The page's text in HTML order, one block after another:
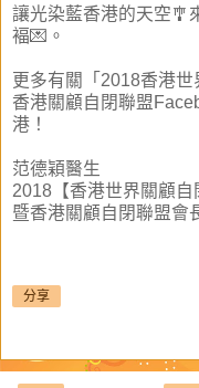
讓光染藍香港的天空🎐
褔💌。
更多有關「2018香港
香港關顧自閉聯盟
港！
范德穎醫生
2018【香港世界關顧自
暨香港關顧自閉聯盟會
分享